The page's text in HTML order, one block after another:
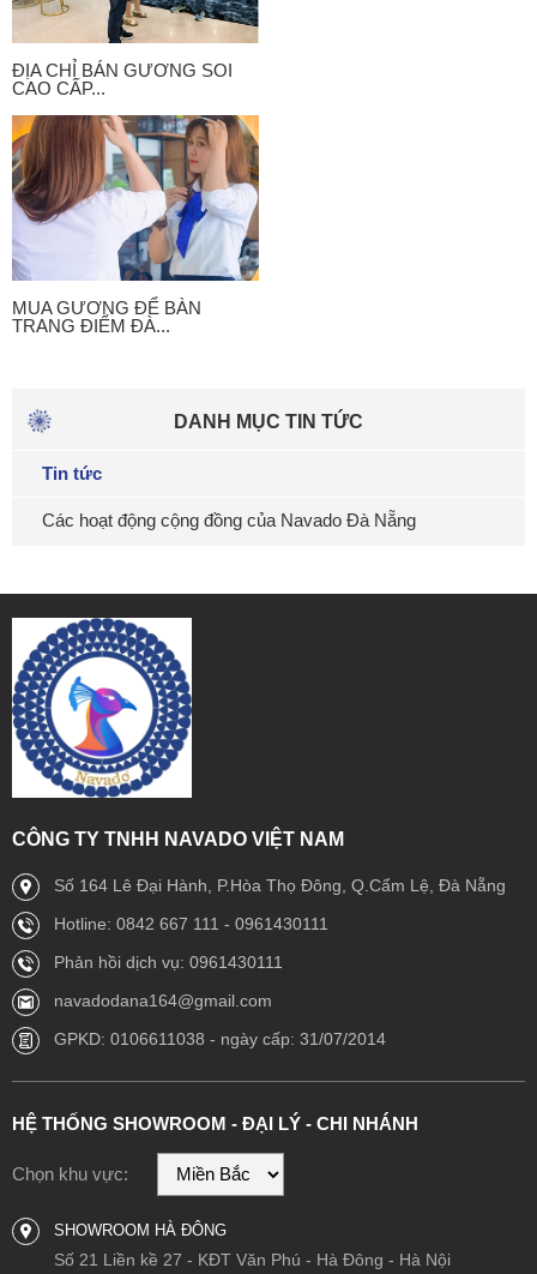
ĐỊA CHỈ BÁN GƯƠNG SOI
CAO CẤP...
MUA GƯƠNG ĐỂ BÀN
TRANG ĐIỂM ĐÀ...
DANH MỤC TIN TỨC
Tin tức
Các hoạt động cộng đồng của Navado Đà Nẵng
CÔNG TY TNHH NAVADO VIỆT NAM
Số 164 Lê Đại Hành, P.Hòa Thọ Đông, Q.Cẩm Lệ, Đà Nẵng
Hotline: 0842 667 111 - 0961430111
Phản hồi dịch vụ: 0961430111
navadodana164@gmail.com
GPKD: 0106611038 - ngày cấp: 31/07/2014
HỆ THỐNG SHOWROOM - ĐẠI LÝ - CHI NHÁNH
Chọn khu vực:
SHOWROOM HÀ ĐÔNG
Số 21 Liền kề 27 - KĐT Văn Phú - Hà Đông - Hà Nội